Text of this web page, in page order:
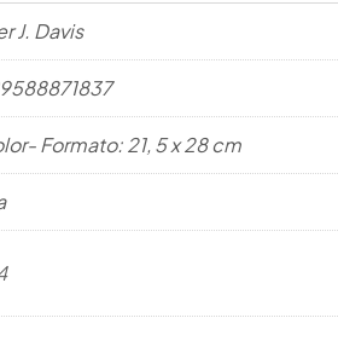
J. Davis
Formato: 21, 5 x 28 cm